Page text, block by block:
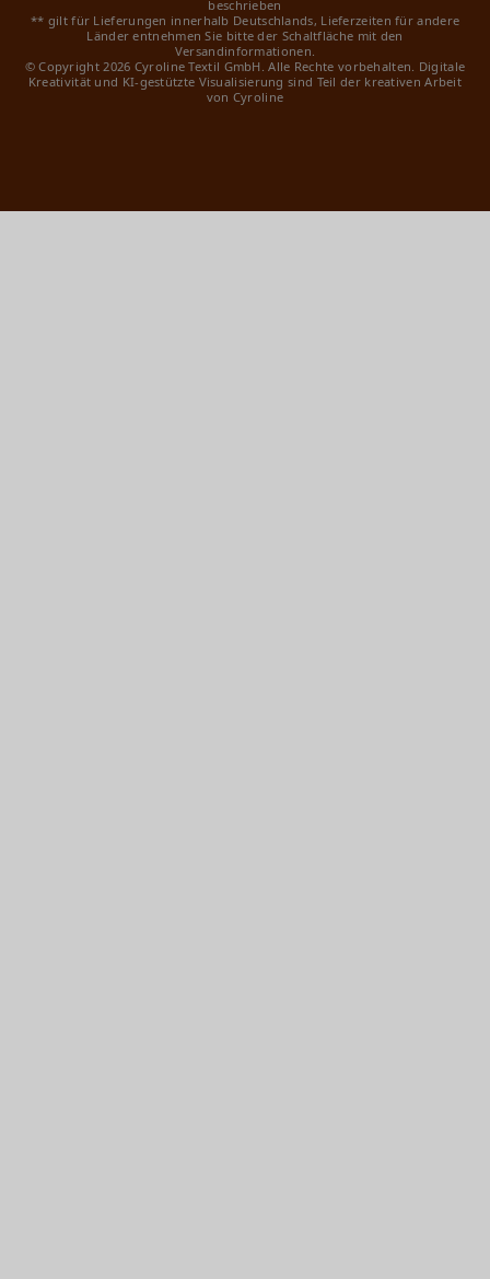
beschrieben
** gilt für Lieferungen innerhalb Deutschlands, Lieferzeiten für andere
Länder entnehmen Sie bitte der Schaltfläche mit den
Versandinformationen.
© Copyright 2026 Cyroline Textil GmbH. Alle Rechte vorbehalten. Digitale
Kreativität und KI-gestützte Visualisierung sind Teil der kreativen Arbeit
von Cyroline